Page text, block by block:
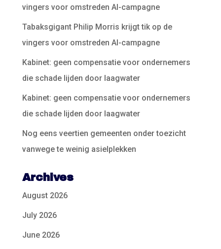
vingers voor omstreden AI-campagne
Tabaksgigant Philip Morris krijgt tik op de
vingers voor omstreden AI-campagne
Kabinet: geen compensatie voor ondernemers
die schade lijden door laagwater
Kabinet: geen compensatie voor ondernemers
die schade lijden door laagwater
Nog eens veertien gemeenten onder toezicht
vanwege te weinig asielplekken
Archives
August 2026
July 2026
June 2026